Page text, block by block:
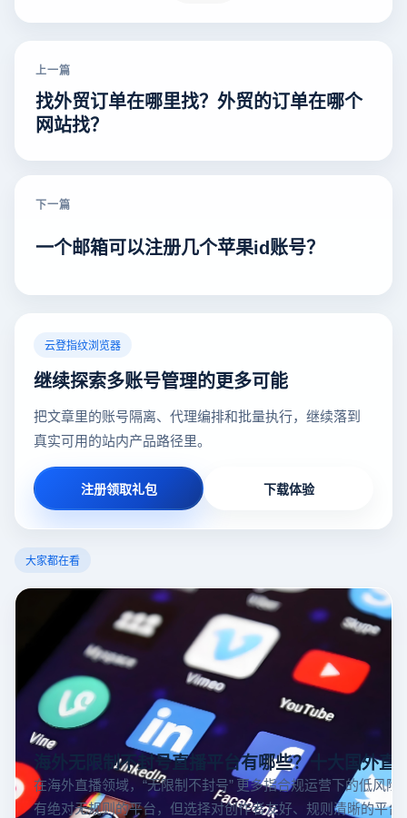
上一篇
找外贸订单在哪里找？外贸的订单在哪个
网站找？
下一篇
一个邮箱可以注册几个苹果id账号？
云登指纹浏览器
继续探索多账号管理的更多可能
把文章里的账号隔离、代理编排和批量执行，继续落到
真实可用的站内产品路径里。
注册领取礼包 下载体验
大家都在看
海外无限制不封号直播平台有哪些？十大国外直
在海外直播领域，“无限制不封号” 更多指合规运营下的低风
有绝对无规则的平台，但选择对创作者友好、规则清晰的平台